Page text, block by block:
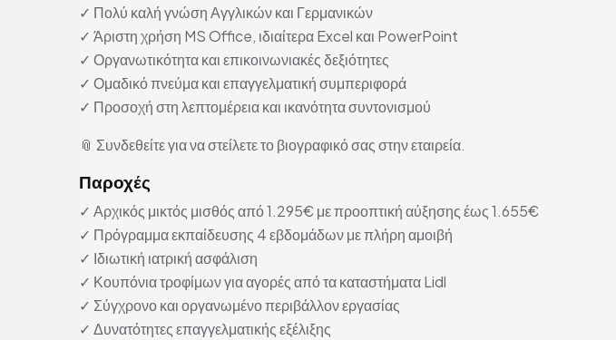
✓ Πολύ καλή γνώση Αγγλικών και Γερμανικών
✓ Άριστη χρήση MS Office, ιδιαίτερα Excel και PowerPoint
✓ Οργανωτικότητα και επικοινωνιακές δεξιότητες
✓ Ομαδικό πνεύμα και επαγγελματική συμπεριφορά
✓ Προσοχή στη λεπτομέρεια και ικανότητα συντονισμού
📎 Συνδεθείτε για να στείλετε το βιογραφικό σας στην εταιρεία.
Παροχές
✓ Αρχικός μικτός μισθός από 1.295€ με προοπτική αύξησης έως 1.655€
✓ Πρόγραμμα εκπαίδευσης 4 εβδομάδων με πλήρη αμοιβή
✓ Ιδιωτική ιατρική ασφάλιση
✓ Κουπόνια τροφίμων για αγορές από τα καταστήματα Lidl
✓ Σύγχρονο και οργανωμένο περιβάλλον εργασίας
✓ Δυνατότητες επαγγελματικής εξέλιξης